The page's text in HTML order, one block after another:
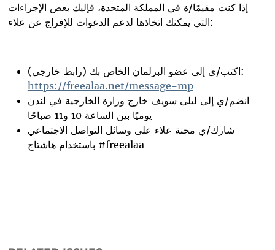
إذا كنت مقيمًا/ة في المملكة المتحدة، فإليك بعض الإجراءات
التي يمكنك اتخاذها لدعم الدعوات للإفراج عن علاء:
اكتب/ي إلى عضو البرلمان الخاص بك (رابط خارجي):
https://freealaa.net/message-mp
انضم/ي إلى ليلى سويف خارج وزارة الخارجية في لندن
يوميًا بين الساعة 10 و11 صباحًا
شارك/ي محنة علاء على وسائل التواصل الاجتماعي
#freealaa